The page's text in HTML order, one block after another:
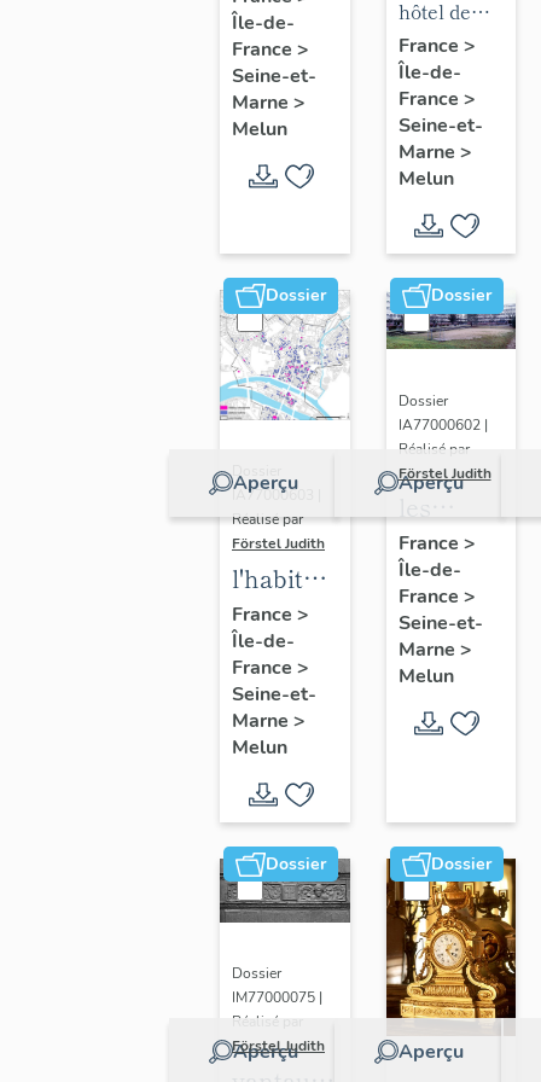
chapelle
de
l'hôpital
puis
hôpital
Île-de-
France >
Seine-et-
Marne >
Melun
mobilier
de l'hôtel
de ville
hôtel de
ville
France >
Île-de-
France >
Seine-et-
Marne >
Melun
Dossier
Aperçu
Dossier
IA77000603 |
Réalisé par
Förstel Judith
l'habitat
à Melun
France >
Île-de-
France >
Seine-et-
Marne >
Melun
Dossier
Aperçu
Dossier
IA77000602 |
Réalisé par
Förstel Judith
écoles
de
Melun
France >
Île-de-
France >
Seine-et-
Marne >
Melun
Dossier
Aperçu
Dossier
IM77000075 |
Réalisé par
Förstel Judith
Dossier
Aperçu